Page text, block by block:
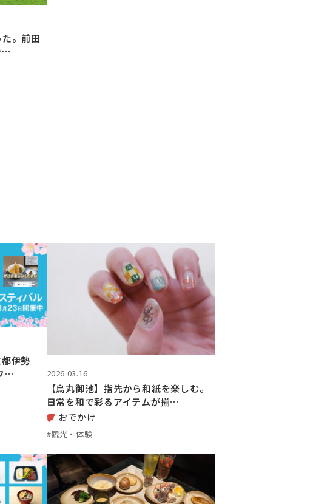
。前田
…
伊勢
…
2026.03.16
【烏丸御池】指先から和紙を楽しむ。
日常を和で彩るアイテムが揃…
おでかけ
#観光・体験